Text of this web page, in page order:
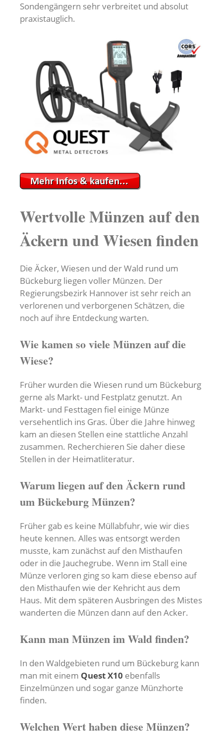
Sondengängern sehr verbreitet und absolut
praxistauglich.
Wertvolle Münzen auf den
Äckern und Wiesen finden
Die Äcker, Wiesen und der Wald rund um
Bückeburg liegen voller Münzen. Der
Regierungsbezirk Hannover ist sehr reich an
verlorenen und verborgenen Schätzen, die
noch auf ihre Entdeckung warten.
Wie kamen so viele Münzen auf die
Wiese?
Früher wurden die Wiesen rund um Bückeburg
gerne als Markt- und Festplatz genutzt. An
Markt- und Festtagen fiel einige Münze
versehentlich ins Gras. Über die Jahre hinweg
kam an diesen Stellen eine stattliche Anzahl
zusammen. Recherchieren Sie daher diese
Stellen in der Heimatliteratur.
Warum liegen auf den Äckern rund
um Bückeburg Münzen?
Früher gab es keine Müllabfuhr, wie wir dies
heute kennen. Alles was entsorgt werden
musste, kam zunächst auf den Misthaufen
oder in die Jauchegrube. Wenn im Stall eine
Münze verloren ging so kam diese ebenso auf
den Misthaufen wie der Kehricht aus dem
Haus. Mit dem späteren Ausbringen des Mistes
wanderten die Münzen dann auf den Acker.
Kann man Münzen im Wald finden?
In den Waldgebieten rund um Bückeburg kann
man mit einem Quest X10 ebenfalls
Einzelmünzen und sogar ganze Münzhorte
finden.
Welchen Wert haben diese Münzen?